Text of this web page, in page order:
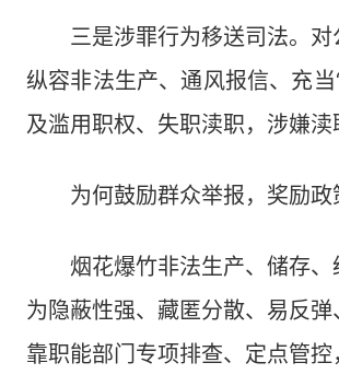
三是涉罪行为移送司法。对
纵容非法生产、通风报信、充当
及滥用职权、失职渎职，涉嫌渎
为何鼓励群众举报，奖励政
烟花爆竹非法生产、储存、
为隐蔽性强、藏匿分散、易反
靠职能部门专项排查、定点管